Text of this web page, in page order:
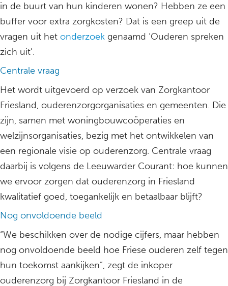
in de buurt van hun kinderen wonen? Hebben ze een
buffer voor extra zorgkosten? Dat is een greep uit de
vragen uit het onderzoek genaamd ‘Ouderen spreken
zich uit’.
Centrale vraag
Het wordt uitgevoerd op verzoek van Zorgkantoor
Friesland, ouderenzorgorganisaties en gemeenten. Die
zijn, samen met woningbouwcoöperaties en
welzijnsorganisaties, bezig met het ontwikkelen van
een regionale visie op ouderenzorg. Centrale vraag
daarbij is volgens de Leeuwarder Courant: hoe kunnen
we ervoor zorgen dat ouderenzorg in Friesland
kwalitatief goed, toegankelijk en betaalbaar blijft?
Nog onvoldoende beeld
“We beschikken over de nodige cijfers, maar hebben
nog onvoldoende beeld hoe Friese ouderen zelf tegen
hun toekomst aankijken”, zegt de inkoper
ouderenzorg bij Zorgkantoor Friesland in de